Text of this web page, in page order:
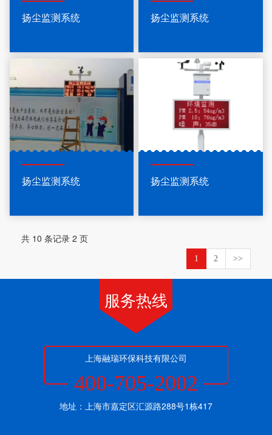
扬尘监测系统 扬尘监测系统
扬尘监测系统 扬尘监测系统
共 10 条记录 2 页
1 2 >>
服务热线
上海融瑞环保科技有限公司
400-705-2002
地址：上海市嘉定区汇源路288号1栋417